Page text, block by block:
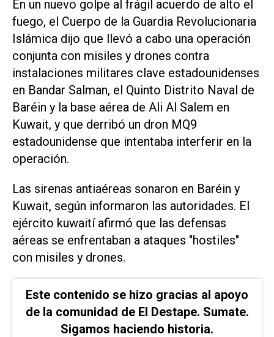
En un nuevo golpe al frágil acuerdo de ‌alto el
fuego, el Cuerpo de la Guardia Revolucionaria
Islámica dijo que llevó a cabo una operación
conjunta con misiles y drones contra
instalaciones militares clave estadounidenses
en Bandar Salman, el Quinto Distrito Naval de
Baréin y la base aérea de Ali Al Salem en
Kuwait, y que derribó un dron MQ9
estadounidense que intentaba interferir en la
operación.
Las sirenas antiaéreas sonaron en Baréin y
Kuwait, según informaron las autoridades. El
ejército kuwaití afirmó que las defensas
aéreas se enfrentaban a ataques "hostiles"
con misiles y drones.
Este contenido se hizo gracias al apoyo
de la comunidad de El Destape. Sumate.
Sigamos haciendo historia.